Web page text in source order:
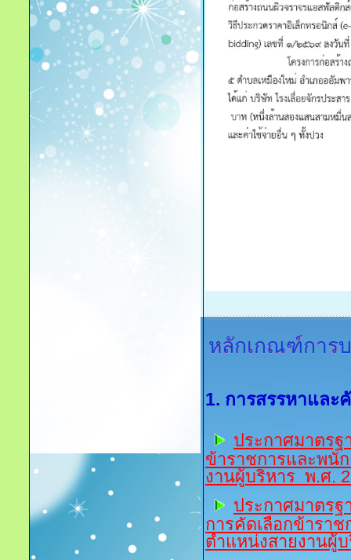
หลักเกณฑ์การ
1. การสรรหาและ
ประกาศมาตรฐ
ข้าราชการและพนั
งานผู้บริหาร พ.ศ.
ประกาศมาตรฐ
การคัดเลือกข้ารา
ตำแหน่งสายงานผู้